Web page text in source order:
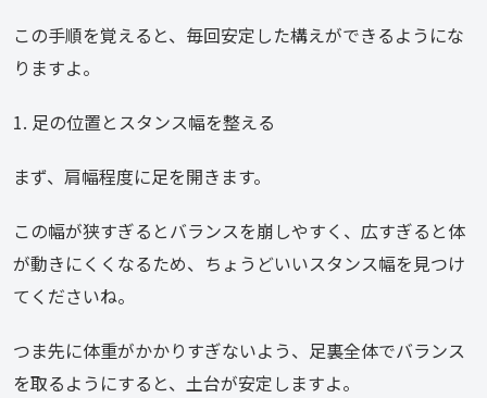
この手順を覚えると、毎回安定した構えができるようにな
りますよ。
1. 足の位置とスタンス幅を整える
まず、肩幅程度に足を開きます。
この幅が狭すぎるとバランスを崩しやすく、広すぎると体
が動きにくくなるため、ちょうどいいスタンス幅を見つけ
てくださいね。
つま先に体重がかかりすぎないよう、足裏全体でバランス
を取るようにすると、土台が安定しますよ。